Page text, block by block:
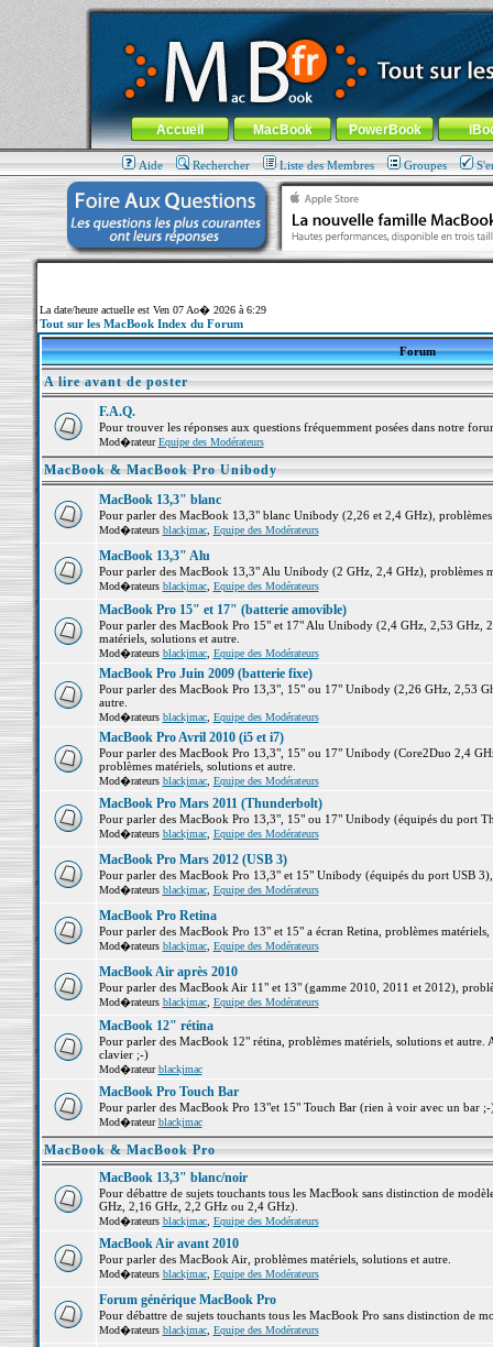
MacBook-fr.com : 100% Apple... 100% nomade !
Aller au contenu-Aller au menu général-Aller au menu de
Menu général
Accueil MacBook PowerBook
Aide Rechercher Liste des Membres Groupes
La date/heure actuelle est Ven 07 Ao� 2026 à 6:29
Tout sur les MacBook Index du Forum
Forum
A lire avant de poster
F.A.Q.
Pour trouver les réponses aux questions fréquemment posées dans notre
Mod�rateurEquipe des Modérateurs
MacBook & MacBook Pro Unibody
MacBook 13,3" blanc
Pour parler des MacBook 13,3" blanc Unibody (2,26 et 2,4 GHz),
Mod�rateurs blackjmac, Equipe des Modérateurs
MacBook 13,3" Alu
Pour parler des MacBook 13,3" Alu Unibody (2 GHz, 2,4 GHz), problèmes
Mod�rateurs blackjmac, Equipe des Modérateurs
MacBook Pro 15" et 17" (batterie amovible)
Pour parler des MacBook Pro 15" et 17" Alu Unibody (2,4 GHz, 2,53 GHz,
matériels, solutions et autre.
Mod�rateurs blackjmac, Equipe des Modérateurs
MacBook Pro Juin 2009 (batterie fixe)
Pour parler des MacBook Pro 13,3", 15" ou 17" Unibody (2,26 GHz, 2,53
autre.
Mod�rateurs blackjmac, Equipe des Modérateurs
MacBook Pro Avril 2010 (i5 et i7)
Pour parler des MacBook Pro 13,3", 15" ou 17" Unibody (Core2Duo 2,4
problèmes matériels, solutions et autre.
Mod�rateurs blackjmac, Equipe des Modérateurs
MacBook Pro Mars 2011 (Thunderbolt)
Pour parler des MacBook Pro 13,3", 15" ou 17" Unibody (équipés du port
Mod�rateurs blackjmac, Equipe des Modérateurs
MacBook Pro Mars 2012 (USB 3)
Pour parler des MacBook Pro 13,3" et 15" Unibody (équipés du port USB
Mod�rateurs blackjmac, Equipe des Modérateurs
MacBook Pro Retina
Pour parler des MacBook Pro 13" et 15" a écran Retina, problèmes matériels,
Mod�rateurs blackjmac, Equipe des Modérateurs
MacBook Air après 2010
Pour parler des MacBook Air 11" et 13" (gamme 2010, 2011 et 2012),
Mod�rateurs blackjmac, Equipe des Modérateurs
MacBook 12" rétina
Pour parler des MacBook 12" rétina, problèmes matériels, solutions et
clavier ;-)
Mod�rateurblackjmac
MacBook Pro Touch Bar
Pour parler des MacBook Pro 13"et 15" Touch Bar (rien à voir avec un bar
Mod�rateurblackjmac
MacBook & MacBook Pro
MacBook 13,3" blanc/noir
Pour débattre de sujets touchants tous les MacBook sans distinction de
GHz, 2,16 GHz, 2,2 GHz ou 2,4 GHz).
Mod�rateurs blackjmac, Equipe des Modérateurs
MacBook Air avant 2010
Pour parler des MacBook Air, problèmes matériels, solutions et autre.
Mod�rateurs blackjmac, Equipe des Modérateurs
Forum générique MacBook Pro
Pour débattre de sujets touchants tous les MacBook Pro sans distinction de
Mod�rateurs blackjmac, Equipe des Modérateurs